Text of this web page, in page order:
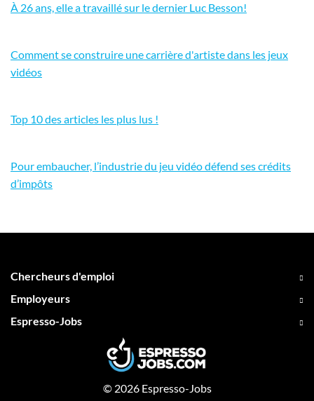
À 26 ans, elle a travaillé sur le dernier Luc Besson!
Comment se construire une carrière d'artiste dans les jeux
vidéos
Top 10 des articles les plus lus !
Pour embaucher, l’industrie du jeu vidéo défend ses crédits
d’impôts
Chercheurs d'emploi
Employeurs
Espresso-Jobs
© 2026 Espresso-Jobs